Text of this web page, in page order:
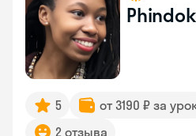
5 от 3190 ₽ за
2 отзыва